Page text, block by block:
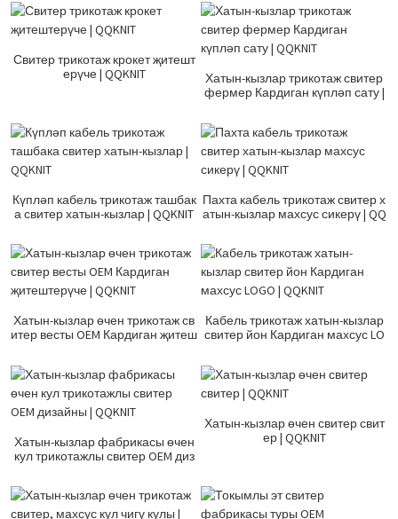
Свитер трикотаж крокет җитешт
ерүче | QQKNIT
Хатын-кызлар трикотаж свитер
фермер Кардиган күпләп сату |
Күпләп кабель трикотаж ташбак
а свитер хатын-кызлар | QQKNIT
Пахта кабель трикотаж свитер х
атын-кызлар махсус сикерү | QQ
Хатын-кызлар өчен трикотаж св
итер весты OEM Кардиган җитеш
Кабель трикотаж хатын-кызлар
свитер йон Кардиган махсус LO
Хатын-кызлар фабрикасы өчен
кул трикотажлы свитер OEM диз
Хатын-кызлар өчен свитер свит
ер | QQKNIT